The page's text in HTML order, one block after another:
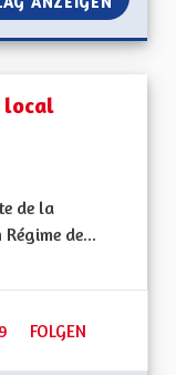
local
de la
de...
49 FOLLOWER
FOLGEN
CRÉER UN